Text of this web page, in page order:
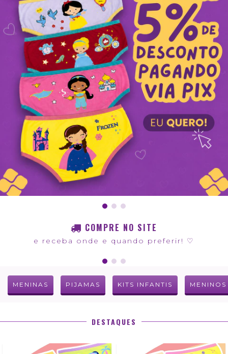
COMPRE NO SITE
e receba onde e quando preferir! ♡
MENINAS PIJAMAS KITS INFANTIS MENINOS
DESTAQUES